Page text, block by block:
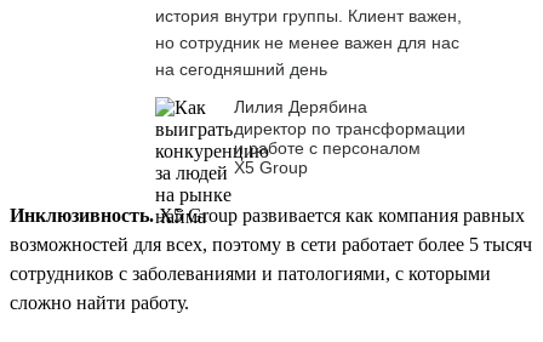
история внутри группы. Клиент важен,
но сотрудник не менее важен для нас
на сегодняшний день
Лилия Дерябина
директор по трансформации
и работе с персоналом
Х5 Group
Инклюзивность.X5 Group развивается как компания равных
возможностей для всех, поэтому в сети работает более 5 тысяч
сотрудников с заболеваниями и патологиями, с которыми
сложно найти работу.